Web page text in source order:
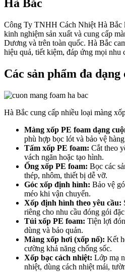
Hà Bắc
Công Ty TNHH Cách Nhiệt Hà Bắc
kinh nghiệm sản xuất và cung cấp
Dương và trên toàn quốc. Hà Bắc
hiệu quả, tiết kiệm, đáp ứng mọi nhu
Các sản phẩm đa dạng
Hà Bắc cung cấp nhiều loại màng
Màng xốp PE foam dạng
phù hợp bọc lót và bảo vệ
Tấm xốp PE foam: Cắt theo
vách ngăn hoặc tạo hình.
Ống xốp PE foam: Bọc các
thép, nhôm, thiết bị dễ vỡ.
Góc xốp định hình: Bảo vệ
méo khi vận chuyển.
Xốp định hình theo yêu cầu:
riêng cho nhu cầu đóng gói
Túi xốp PE foam: Tiện lợi
dùng và bảo quản.
Màng xốp hơi (xốp nổ): Kết
cường khả năng chống sốc.
Xốp bạc cách nhiệt: Lớp mạ
nhiệt, dùng cách nhiệt mái,